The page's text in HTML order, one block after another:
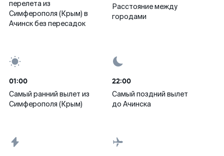
перелета из
Симферополя (Крым) в
Ачинск без пересадок
Расстояние между
городами
01:00
Самый ранний вылет из
Симферополя (Крым)
22:00
Самый поздний вылет
до Ачинска